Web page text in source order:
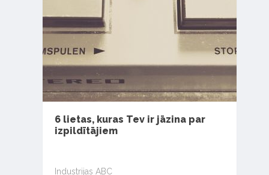
6 lietas, kuras Tev ir jāzina par
izpildītājiem
Industrijas ABC